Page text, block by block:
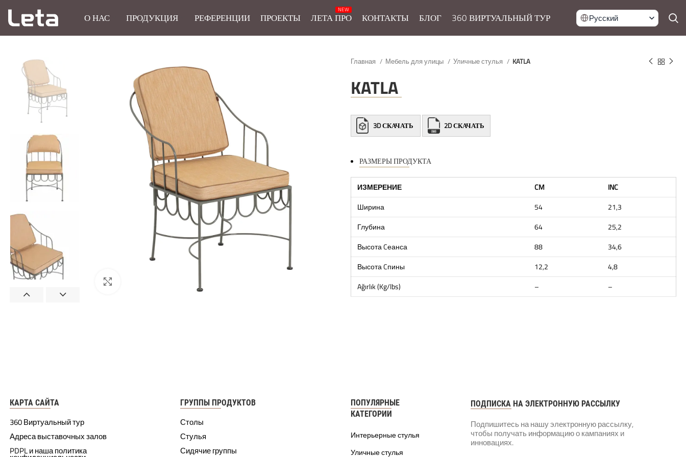
О НАС ПРОДУКЦИЯ РЕФЕРЕНЦИИ ПРОЕКТЫ ЛЕТА ПРО КОНТАКТЫ БЛОГ 360 ВИРТУАЛЬНЫЙ ТУР Русский
Главная Мебель для улицы Уличные стулья KATLA
KATLA
3D СКАЧАТЬ 2D СКАЧАТЬ
РАЗМЕРЫ ПРОДУКТА
ИЗМЕРЕНИЕ CM
INC
Ширина
54
21,3
Глубина
64
25,2
Высота Cеанса
88
34,6
Высота Cпины
12,2
4,8
Ağırlık (Kg/lbs)
– –
КАРТА САЙТА
360 Виртуальный тур
Адреса выставочных залов
PDPL и наша политика
ГРУППЫ ПРОДУКТОВ
Столы
Стулья
Сидячие группы
ПОПУЛЯРНЫЕ
КАТЕГОРИИ
Интерьерные стулья
Уличные стулья
ПОДПИСКА НА ЭЛЕКТРОННУЮ РАССЫЛКУ
Подпишитесь на нашу электронную рассылку,
чтобы получать информацию о кампаниях и
инновациях.